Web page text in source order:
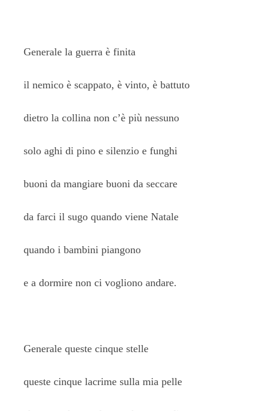
Generale la guerra è finita
il nemico è scappato, è vinto, è battuto
dietro la collina non c’è più nessuno
solo aghi di pino e silenzio e funghi
buoni da mangiare buoni da seccare
da farci il sugo quando viene Natale
quando i bambini piangono
e a dormire non ci vogliono andare.
Generale queste cinque stelle
queste cinque lacrime sulla mia pelle